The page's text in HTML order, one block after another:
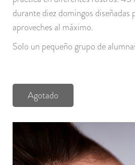
durante diez domingos diseñadas
aproveches al máximo.
Solo un pequeño grupo de
Agotado